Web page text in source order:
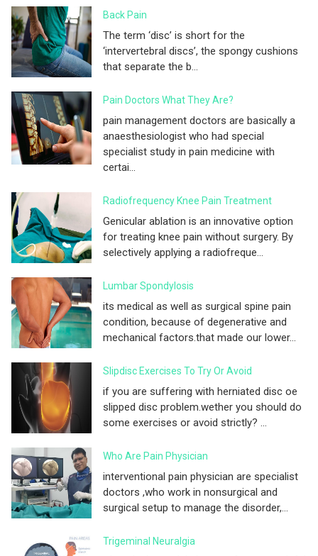
Back Pain
The term ‘disc’ is short for the
‘intervertebral discs’, the spongy cushions
that separate the b...
Pain Doctors What They Are?
pain management doctors are basically a
anaesthesiologist who had special
specialist study in pain medicine with
certai...
Radiofrequency Knee Pain Treatment
Genicular ablation is an innovative option
for treating knee pain without surgery. By
selectively applying a radiofreque...
Lumbar Spondylosis
its medical as well as surgical spine pain
condition, because of degenerative and
mechanical factors.that made our lower...
Slipdisc Exercises To Try Or Avoid
if you are suffering with herniated disc oe
slipped disc problem.wether you should do
some exercises or avoid strictly? ...
Who Are Pain Physician
interventional pain physician are specialist
doctors ,who work in nonsurgical and
surgical setup to manage the disorder,...
Trigeminal Neuralgia